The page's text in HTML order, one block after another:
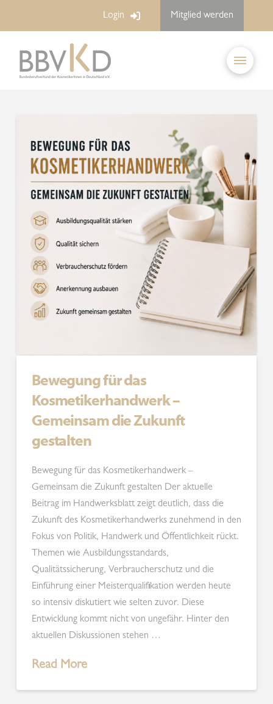
Login Mitglied werden
Bewegung für das
Kosmetikerhandwerk –
Gemeinsam die Zukunft
gestalten
Bewegung für das Kosmetikerhandwerk –
Gemeinsam die Zukunft gestalten Der aktuelle
Beitrag im Handwerksblatt zeigt deutlich, dass die
Zukunft des Kosmetikerhandwerks zunehmend in den
Fokus von Politik, Handwerk und Öffentlichkeit rückt.
Themen wie Ausbildungsstandards,
Qualitätssicherung, Verbraucherschutz und die
Einführung einer Meisterqualifikation werden heute
so intensiv diskutiert wie selten zuvor. Diese
Entwicklung kommt nicht von ungefähr. Hinter den
aktuellen Diskussionen stehen …
Read More